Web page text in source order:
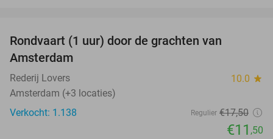
Rondvaart (1 uur) door de grachten van
Amsterdam
Rederij Lovers 10.0 star
Amsterdam (+3 locaties)
Verkocht: 1.138
Regulier €17,50
€11 ,50